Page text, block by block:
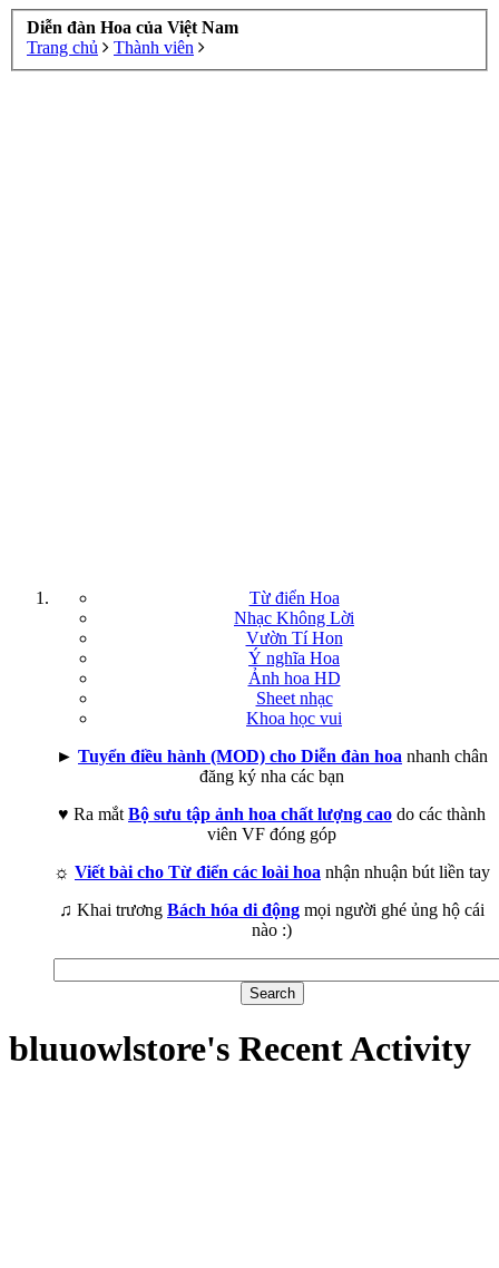
Diễn đàn Hoa của Việt Nam
Trang chủ
Thành viên
Từ điển Hoa
Nhạc Không Lời
Vườn Tí Hon
Ý nghĩa Hoa
Ảnh hoa HD
Sheet nhạc
Khoa học vui
► Tuyển điều hành (MOD) cho Diễn đàn hoa nhanh chân
đăng ký nha các bạn
♥ Ra mắt Bộ sưu tập ảnh hoa chất lượng cao do các thành
viên VF đóng góp
☼ Viết bài cho Từ điển các loài hoa nhận nhuận bút liền tay
♫ Khai trương Bách hóa di động mọi người ghé ủng hộ cái
nào :)
bluuowlstore's Recent Activity